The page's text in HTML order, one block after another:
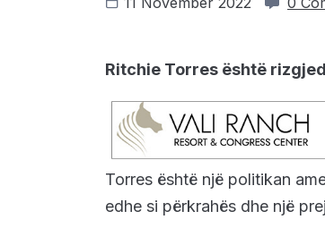
Ritchie Torres është
Torres është një politikan
edhe si përkrahës dhe një